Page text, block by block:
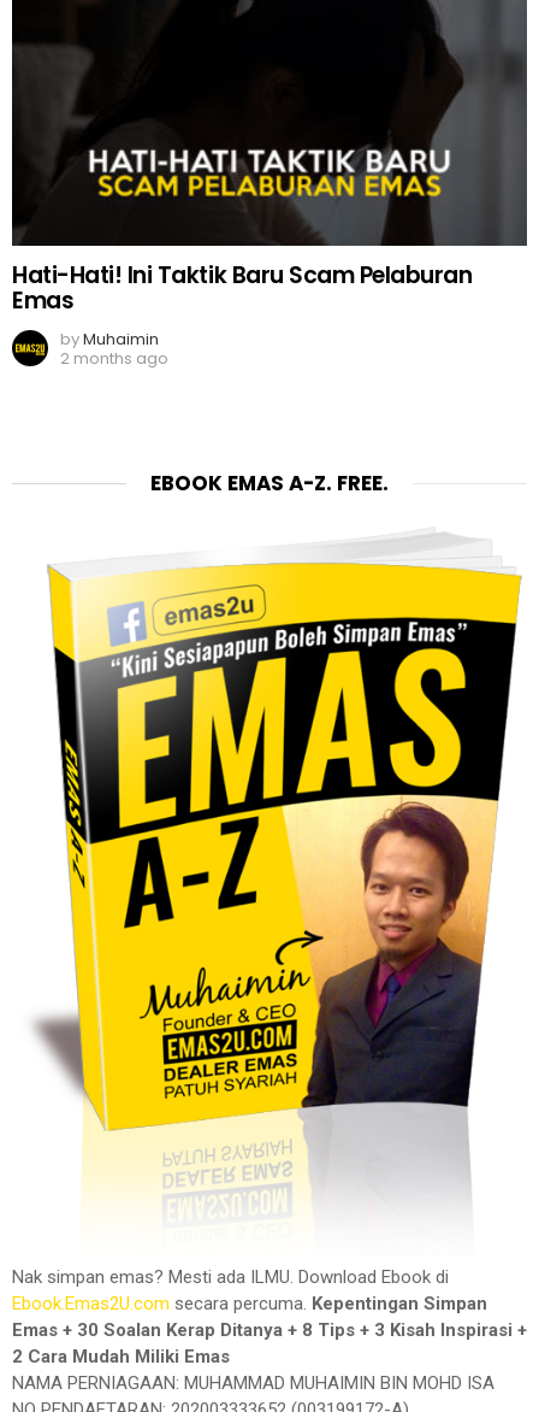
Hati-Hati! Ini Taktik Baru Scam Pelaburan
Emas
byMuhaimin
2 months ago
EBOOK EMAS A-Z. FREE.
Nak simpan emas? Mesti ada ILMU. Download Ebook di
Ebook.Emas2U.com secara percuma. Kepentingan Simpan
Emas + 30 Soalan Kerap Ditanya + 8 Tips + 3 Kisah Inspirasi +
2 Cara Mudah Miliki Emas
NAMA PERNIAGAAN: MUHAMMAD MUHAIMIN BIN MOHD ISA